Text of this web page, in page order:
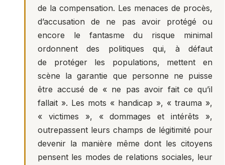
de la compensation. Les menaces de procès,
d’accusation de ne pas avoir protégé ou
encore le fantasme du risque minimal
ordonnent des politiques qui, à défaut
de protéger les populations, mettent en
scène la garantie que personne ne puisse
être accusé de « ne pas avoir fait ce qu’il
fallait ». Les mots « handicap », « trauma »,
« victimes », « dommages et intérêts »,
outrepassent leurs champs de légitimité pour
devenir la manière même dont les citoyens
pensent les modes de relations sociales, leur